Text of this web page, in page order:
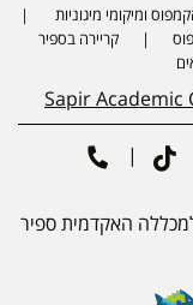
ומיקומי מיגוניות
קריירה בספיר
Sapir Academic
האקדמית ספיר
Tiktok
|
Phone number